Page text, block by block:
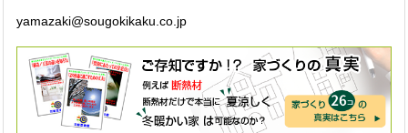
yamazaki@sougokikaku.co.jp